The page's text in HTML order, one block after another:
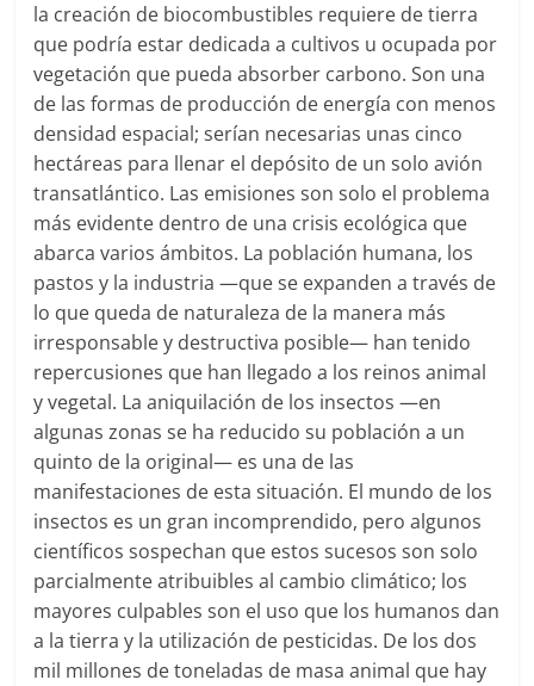
la creación de biocombustibles requiere de tierra
que podría estar dedicada a cultivos u ocupada por
vegetación que pueda absorber carbono. Son una
de las formas de producción de energía con menos
densidad espacial; serían necesarias unas cinco
hectáreas para llenar el depósito de un solo avión
transatlántico. Las emisiones son solo el problema
más evidente dentro de una crisis ecológica que
abarca varios ámbitos. La población humana, los
pastos y la industria ―que se expanden a través de
lo que queda de naturaleza de la manera más
irresponsable y destructiva posible― han tenido
repercusiones que han llegado a los reinos animal
y vegetal. La aniquilación de los insectos ―en
algunas zonas se ha reducido su población a un
quinto de la original― es una de las
manifestaciones de esta situación. El mundo de los
insectos es un gran incomprendido, pero algunos
científicos sospechan que estos sucesos son solo
parcialmente atribuibles al cambio climático; los
mayores culpables son el uso que los humanos dan
a la tierra y la utilización de pesticidas. De los dos
mil millones de toneladas de masa animal que hay